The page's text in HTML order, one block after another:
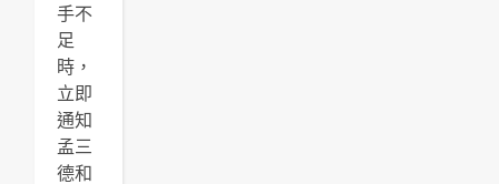
手不
足
時，
立即
通知
孟三
德和